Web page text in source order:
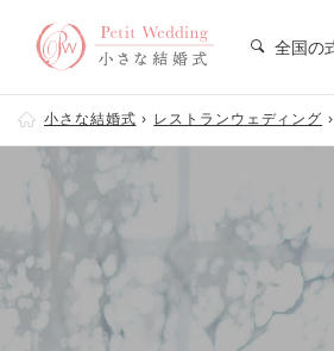
全国の
小さな結婚式 レストランウェディング